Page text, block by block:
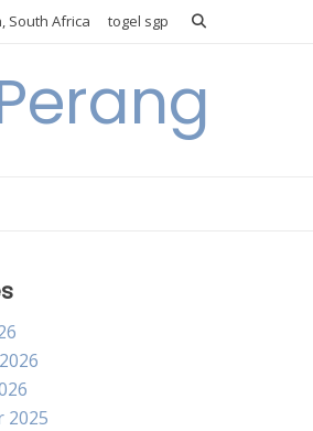
South Africa togel sgp
2025